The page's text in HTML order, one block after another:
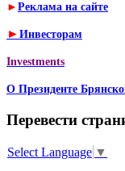
► Реклама на сайте
► Инвесторам
Investments
О Президенте
Перевести
Select Language ▼